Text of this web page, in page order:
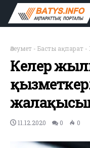
Әлеумет - Басты ақпарат -
Келер
11.12.2020 0 0